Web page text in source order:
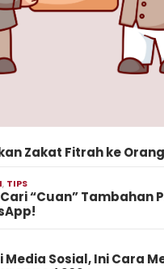
Zakat Fitrah ke
, TIPS
“Cuan” Tambahan
Media Sosial, Ini Cara